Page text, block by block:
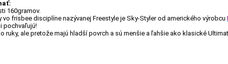
160gramov.
frisbee disciplíne nazývanej Freestyle je Sky-Styler od amerického výrobcu
pochvaľujú!
ruky, ale pretože majú hladší povrch a sú menšie a ľahšie ako klasické